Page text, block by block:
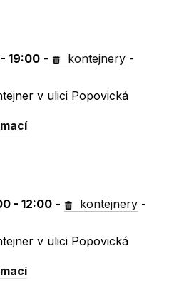
19:00 - kontejnery -
v ulici Popovická
- 12:00 - kontejnery -
v ulici Popovická